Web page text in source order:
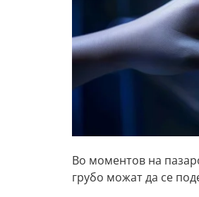
Во моментов на
грубо можат да се